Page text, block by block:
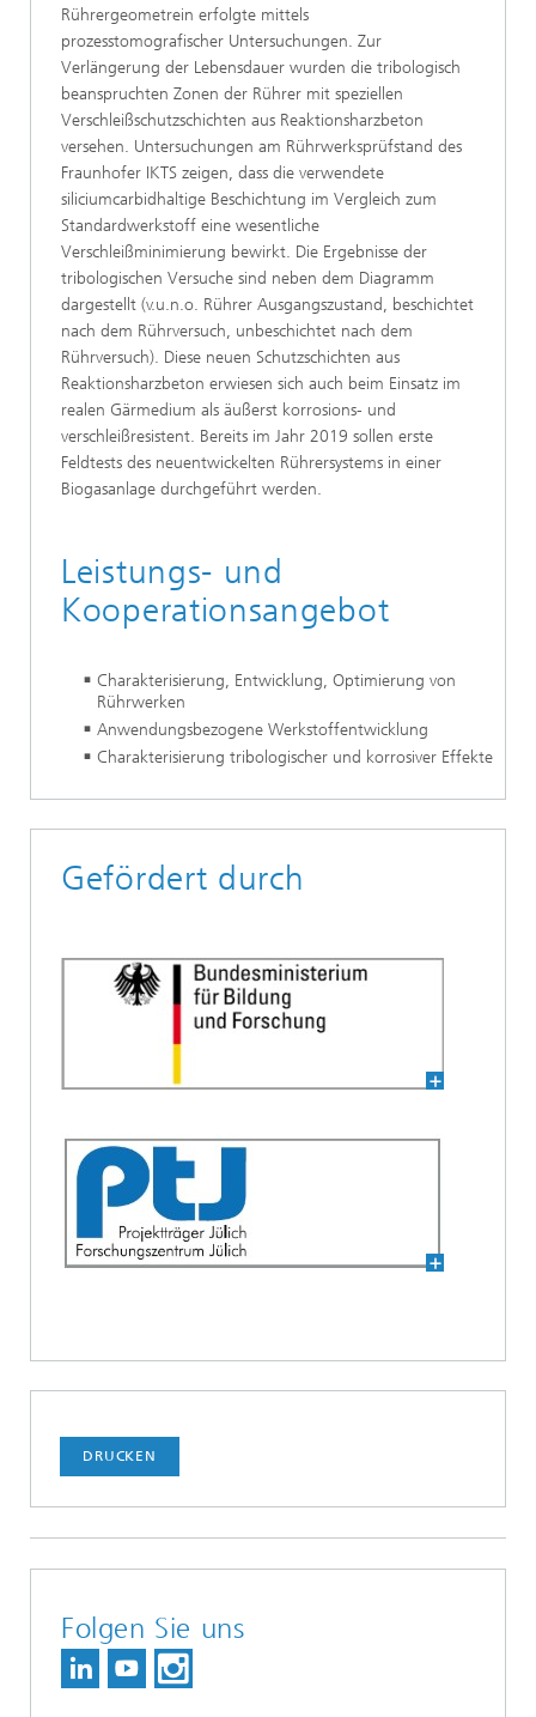
Rührergeometrein erfolgte mittels
prozesstomografischer Untersuchungen. Zur
Verlängerung der Lebensdauer wurden die tribologisch
beanspruchten Zonen der Rührer mit speziellen
Verschleißschutzschichten aus Reaktionsharzbeton
versehen. Untersuchungen am Rührwerksprüfstand des
Fraunhofer IKTS zeigen, dass die verwendete
siliciumcarbidhaltige Beschichtung im Vergleich zum
Standardwerkstoff eine wesentliche
Verschleißminimierung bewirkt. Die Ergebnisse der
tribologischen Versuche sind neben dem Diagramm
dargestellt (v.u.n.o. Rührer Ausgangszustand, beschichtet
nach dem Rührversuch, unbeschichtet nach dem
Rührversuch). Diese neuen Schutzschichten aus
Reaktionsharzbeton erwiesen sich auch beim Einsatz im
realen Gärmedium als äußerst korrosions- und
verschleißresistent. Bereits im Jahr 2019 sollen erste
Feldtests des neuentwickelten Rührersystems in einer
Biogasanlage durchgeführt werden.
Leistungs- und
Kooperationsangebot
Charakterisierung, Entwicklung, Optimierung von
Rührwerken
Anwendungsbezogene Werkstoffentwicklung
Charakterisierung tribologischer und korrosiver Effekte
Gefördert durch
DRUCKEN
Folgen Sie uns